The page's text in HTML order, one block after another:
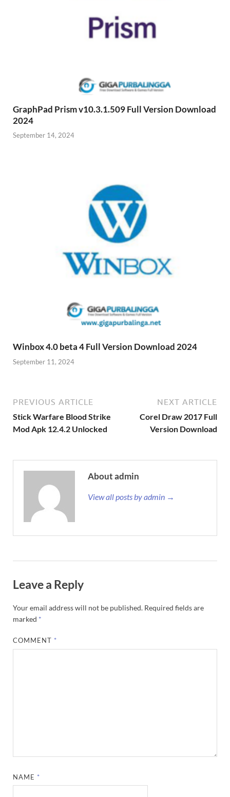
GraphPad Prism v10.3.1.509 Full Version Download
2024
September 14, 2024
Winbox 4.0 beta 4 Full Version Download 2024
September 11, 2024
PREVIOUS ARTICLE
Stick Warfare Blood Strike
Mod Apk 12.4.2 Unlocked
NEXT ARTICLE
Corel Draw 2017 Full
Version Download
About admin
View all posts by admin →
Leave a Reply
Your email address will not be published. Required fields are
marked *
COMMENT *
NAME *